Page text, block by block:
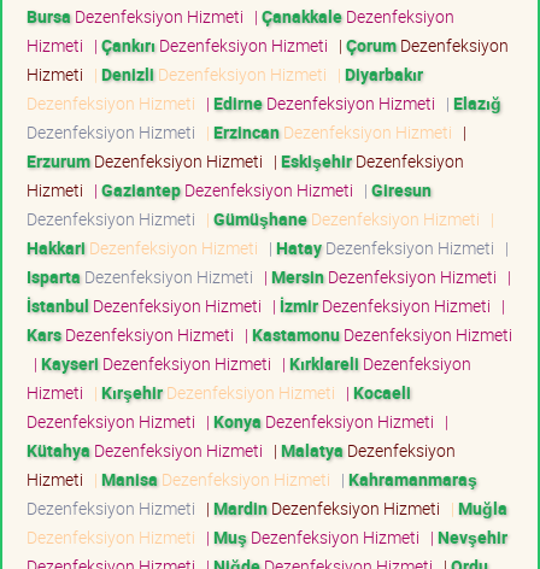
Bursa Dezenfeksiyon Hizmeti | ÇanakkaleDezenfeksiyon
Hizmeti | Çankırı Dezenfeksiyon Hizmeti | ÇorumDezenfeksiyon
Hizmeti | Denizli Dezenfeksiyon Hizmeti | Diyarbakır
Dezenfeksiyon Hizmeti | EdirneDezenfeksiyon Hizmeti | Elazığ
Dezenfeksiyon Hizmeti | ErzincanDezenfeksiyon Hizmeti |
ErzurumDezenfeksiyon Hizmeti | EskişehirDezenfeksiyon
Hizmeti | GaziantepDezenfeksiyon Hizmeti | Giresun
Dezenfeksiyon Hizmeti | GümüşhaneDezenfeksiyon Hizmeti |
Hakkari Dezenfeksiyon Hizmeti | HatayDezenfeksiyon Hizmeti |
Isparta Dezenfeksiyon Hizmeti | MersinDezenfeksiyon Hizmeti |
İstanbul Dezenfeksiyon Hizmeti | İzmirDezenfeksiyon Hizmeti |
KarsDezenfeksiyon Hizmeti | KastamonuDezenfeksiyon Hizmeti
| Kayseri Dezenfeksiyon Hizmeti | Kırklareli Dezenfeksiyon
Hizmeti | KırşehirDezenfeksiyon Hizmeti | Kocaeli
Dezenfeksiyon Hizmeti | Konya Dezenfeksiyon Hizmeti |
Kütahya Dezenfeksiyon Hizmeti | Malatya Dezenfeksiyon
Hizmeti | Manisa Dezenfeksiyon Hizmeti | Kahramanmaraş
Dezenfeksiyon Hizmeti | MardinDezenfeksiyon Hizmeti | Muğla
Dezenfeksiyon Hizmeti | Muş Dezenfeksiyon Hizmeti | Nevşehir